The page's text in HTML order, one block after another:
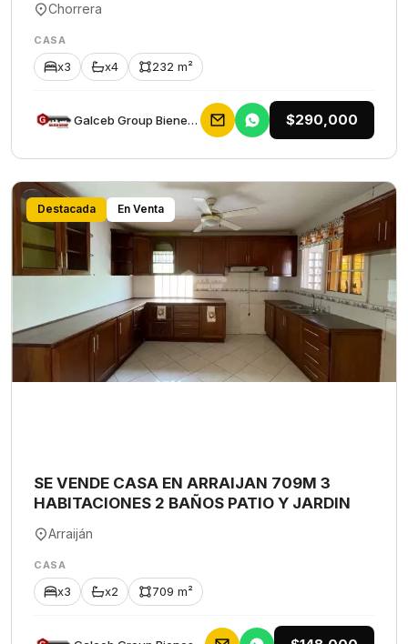
Chorrera
CASA
x3 x4 232 m²
Galceb Group Bienes Raices $290,000
Destacada En Venta
SE VENDE CASA EN ARRAIJAN 709M 3
HABITACIONES 2 BAÑOS PATIO Y JARDIN
Arraiján
CASA
x3 x2 709 m²